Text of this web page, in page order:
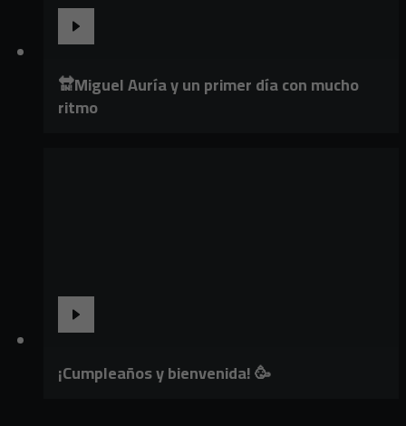
🔛Miguel Auría y un primer día con mucho
ritmo
¡Cumpleaños y bienvenida! 🥳